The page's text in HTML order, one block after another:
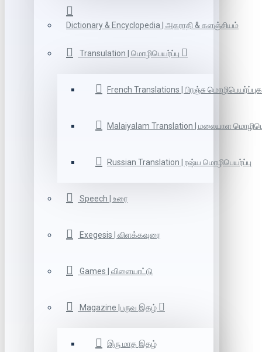
Dictionary & Encyclopedia | அகராதி & களஞ்சியம்
Transulation | மொழிபெயர்ப்பு
French Translations | பிரஞ்சு
Malaiyalam Translation | மலையாள
Russian Translation | ரஷ்ய மொழிபெயர்ப்பு
Speech | உரை
Exegesis | விளக்கவுரை
Games | விளையாட்டு
Magazine |பருவ இதழ்
இரு மாத இதழ்